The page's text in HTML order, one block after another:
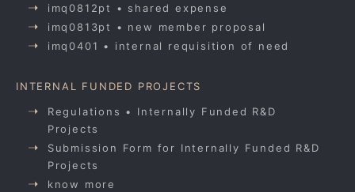
imq0812pt • shared expense
imq0813pt • new member proposal
imq0401 • internal requisition of need
INTERNAL FUNDED PROJECTS
Regulations • Internally Funded R&D
Projects
Submission Form for Internally Funded R&D
Projects
know more